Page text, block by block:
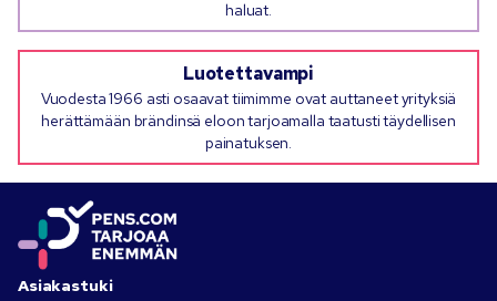
haluat.
Luotettavampi
Vuodesta 1966 asti osaavat tiimimme ovat auttaneet yrityksiä
herättämään brändinsä eloon tarjoamalla taatusti täydellisen
painatuksen.
Asiakastuki